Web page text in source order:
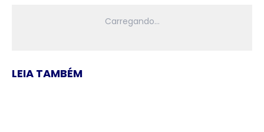
LEIA TAMBÉM